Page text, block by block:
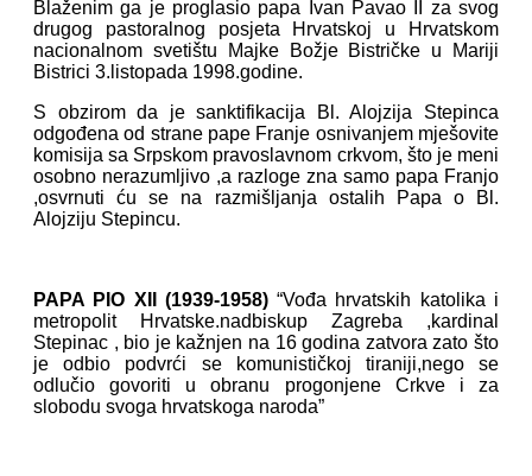
Blaženim ga je proglasio papa Ivan Pavao II za svog
drugog pastoralnog posjeta Hrvatskoj u Hrvatskom
nacionalnom svetištu Majke Božje Bistričke u Mariji
Bistrici 3.listopada 1998.godine.
S obzirom da je sanktifikacija Bl. Alojzija Stepinca
odgođena od strane pape Franje osnivanjem mješovite
komisija sa Srpskom pravoslavnom crkvom, što je meni
osobno nerazumljivo ,a razloge zna samo papa Franjo
,osvrnuti ću se na razmišljanja ostalih Papa o Bl.
Alojziju Stepincu.
PAPA PIO XII (1939-1958)“Vođa hrvatskih katolika i
metropolit Hrvatske.nadbiskup Zagreba ,kardinal
Stepinac , bio je kažnjen na 16 godina zatvora zato što
je odbio podvrći se komunističkoj tiraniji,nego se
odlučio govoriti u obranu progonjene Crkve i za
slobodu svoga hrvatskoga naroda”